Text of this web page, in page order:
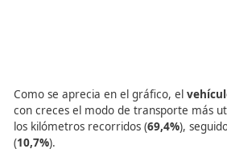
proceso de negociación de la
Protocolo de Kioto.